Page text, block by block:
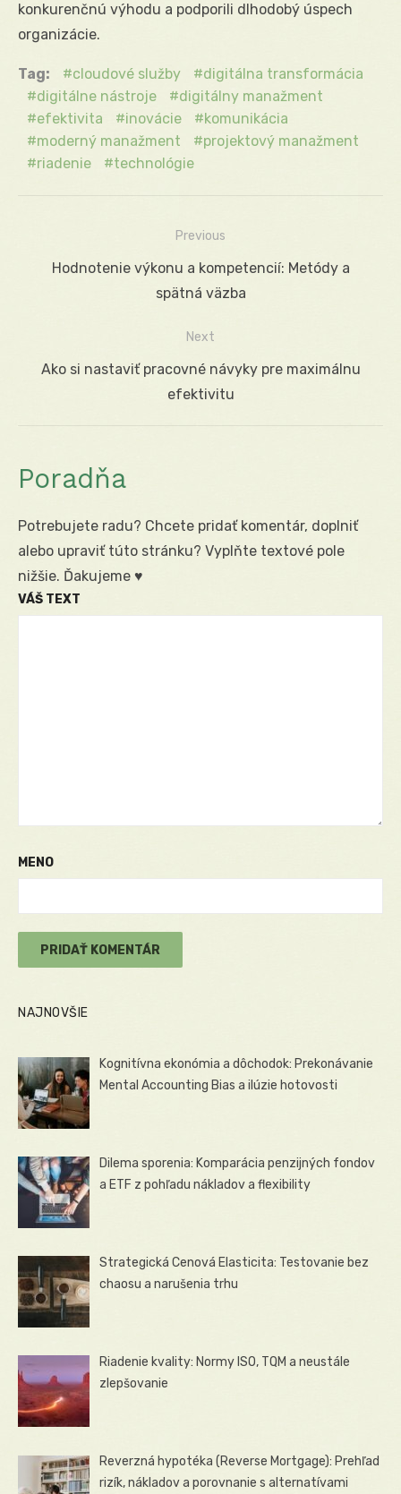
konkurenčnú výhodu a podporili dlhodobý úspech
organizácie.
Tag: cloudové služby
digitálna transformácia
digitálne nástroje
digitálny manažment
efektivita
inovácie
komunikácia
moderný manažment
projektový manažment
riadenie
technológie
Navigácia
Previous
Previous
Hodnotenie výkonu a kompetencií: Metódy a
spätná väzba
Next
Next
Ako si nastaviť pracovné návyky pre maximálnu
efektivitu
Poradňa
Potrebujete radu? Chcete pridať komentár, doplniť
alebo upraviť túto stránku? Vyplňte textové pole
nižšie. Ďakujeme ♥
VÁŠ TEXT
MENO
NAJNOVŠIE
Kognitívna ekonómia a dôchodok: Prekonávanie
Mental Accounting Bias a ilúzie hotovosti
Dilema sporenia: Komparácia penzijných fondov
a ETF z pohľadu nákladov a flexibility
Strategická Cenová Elasticita: Testovanie bez
chaosu a narušenia trhu
Riadenie kvality: Normy ISO, TQM a neustále
zlepšovanie
Reverzná hypotéka (Reverse Mortgage): Prehľad
rizík, nákladov a porovnanie s alternatívami